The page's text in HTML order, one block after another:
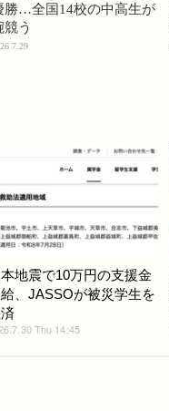
勝…全国14校の中高生が
競う
地震で10万円の支援金
、JASSOが被災学生を
Thu 14:45